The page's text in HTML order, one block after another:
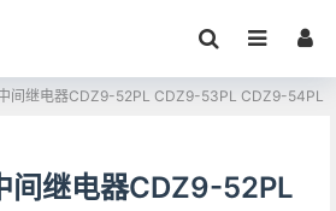
间继电器CDZ9-52PL CDZ9-53PL CDZ9-54PL
间继电器CDZ9-52PL